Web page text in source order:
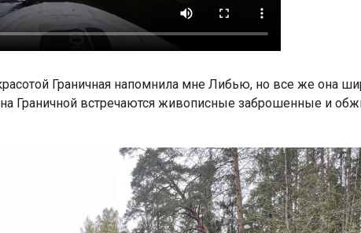
Граничная напомнила мне Либью, но все же она
Граничной встречаются живописные заброшенные и